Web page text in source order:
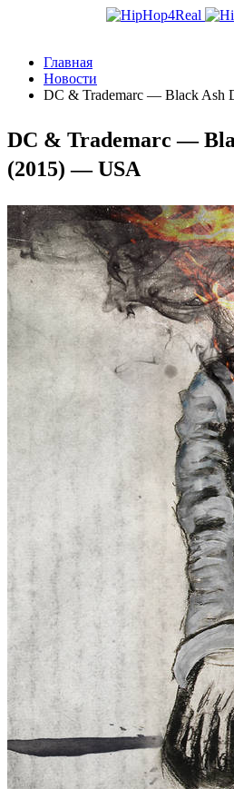
Главная
Новости
DC & Trademarc — Black Ash
DC & Trademarc —
(2015) — USA